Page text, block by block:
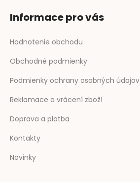
Informace pro vás
Hodnotenie obchodu
Obchodné podmienky
Podmienky ochrany osobných údajov
Reklamace a vrácení zboží
Doprava a platba
Kontakty
Novinky